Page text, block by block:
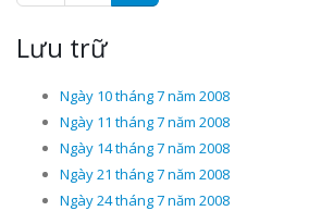
Lưu trữ
Ngày 10 tháng 7 năm 2008
Ngày 11 tháng 7 năm 2008
Ngày 14 tháng 7 năm 2008
Ngày 21 tháng 7 năm 2008
Ngày 24 tháng 7 năm 2008